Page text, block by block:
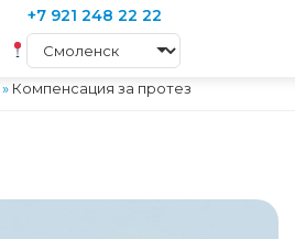
+7 921 248 22 22
» Компенсация за протез